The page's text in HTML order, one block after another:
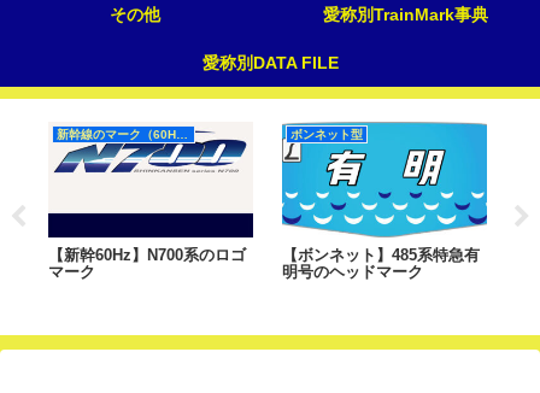
その他 愛称別TrainMark事典
愛称別DATA FILE
新幹線のマーク（60Hz）
【新幹60Hz】N700系のロゴ
マーク
ボンネット型
【ボンネット】485系特急有
明号のヘッドマーク